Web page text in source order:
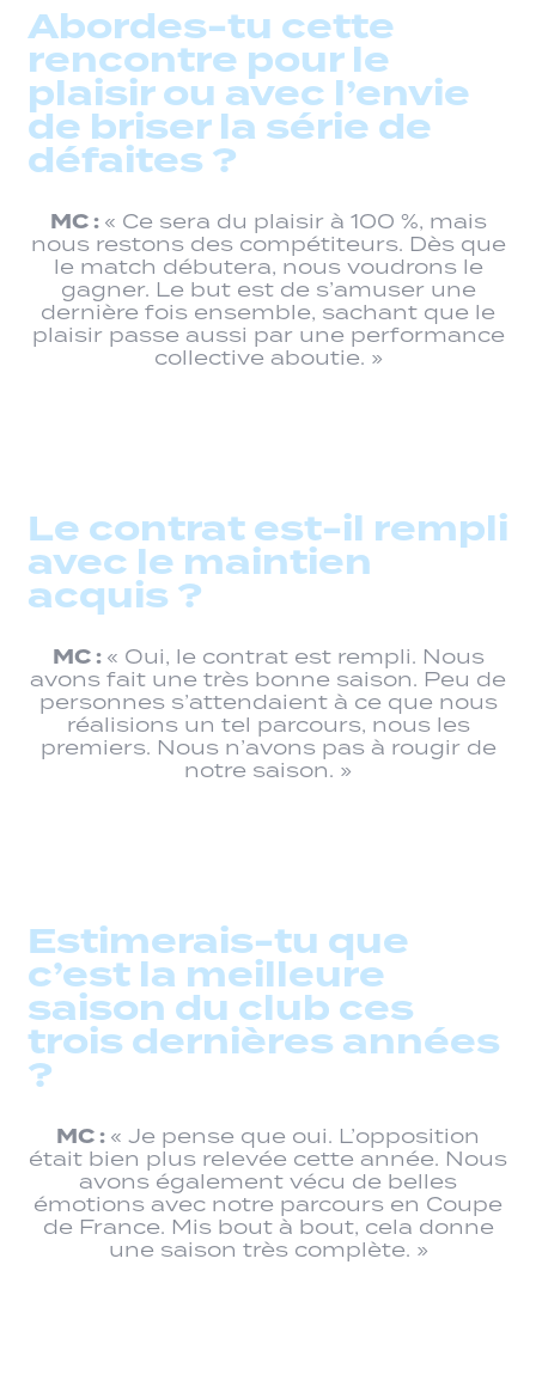
Abordes-tu cette
rencontre pour le
plaisir ou avec l’envie
de briser la série de
défaites ?
MC : « Ce sera du plaisir à 100 %, mais
nous restons des compétiteurs. Dès que
le match débutera, nous voudrons le
gagner. Le but est de s’amuser une
dernière fois ensemble, sachant que le
plaisir passe aussi par une performance
collective aboutie. »
Le contrat est-il rempli
avec le maintien
acquis ?
MC : « Oui, le contrat est rempli. Nous
avons fait une très bonne saison. Peu de
personnes s’attendaient à ce que nous
réalisions un tel parcours, nous les
premiers. Nous n’avons pas à rougir de
notre saison. »
Estimerais-tu que
c’est la meilleure
saison du club ces
trois dernières années
?
MC : « Je pense que oui. L’opposition
était bien plus relevée cette année. Nous
avons également vécu de belles
émotions avec notre parcours en Coupe
de France. Mis bout à bout, cela donne
une saison très complète. »